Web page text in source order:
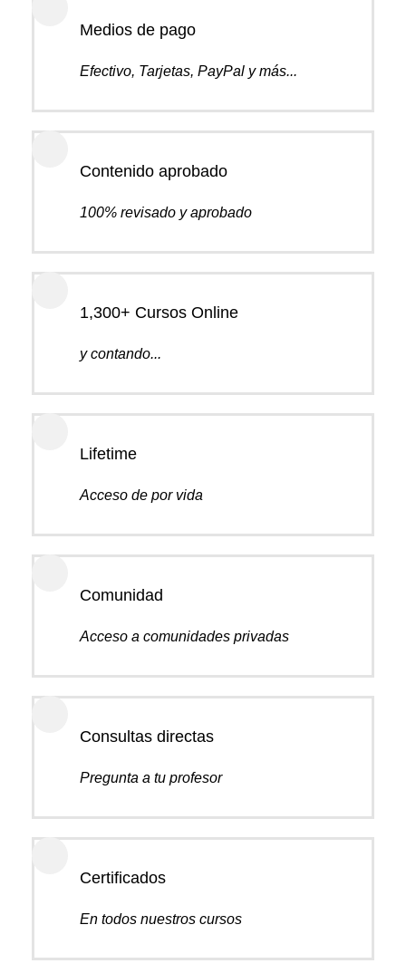
Medios de pago
Efectivo, Tarjetas, PayPal y más...
Contenido aprobado
100% revisado y aprobado
1,300+ Cursos Online
y contando...
Lifetime
Acceso de por vida
Comunidad
Acceso a comunidades privadas
Consultas directas
Pregunta a tu profesor
Certificados
En todos nuestros cursos